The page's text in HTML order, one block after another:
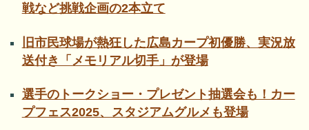
戦など挑戦企画の2本立て
旧市民球場が熱狂した広島カープ初優勝、実況放
送付き「メモリアル切手」が登場
選手のトークショー・プレゼント抽選会も！カー
プフェス2025、スタジアムグルメも登場